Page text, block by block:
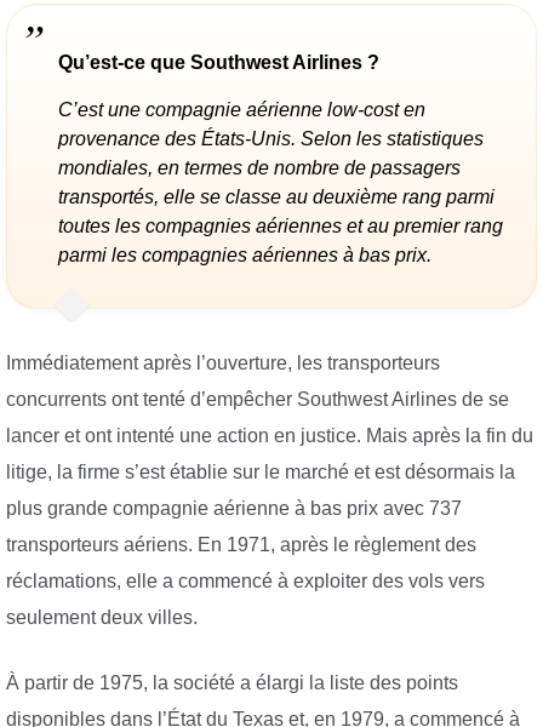
Qu’est-ce que Southwest Airlines ?
C’est une compagnie aérienne low-cost en
provenance des États-Unis. Selon les statistiques
mondiales, en termes de nombre de passagers
transportés, elle se classe au deuxième rang parmi
toutes les compagnies aériennes et au premier rang
parmi les compagnies aériennes à bas prix.
Immédiatement après l’ouverture, les transporteurs
concurrents ont tenté d’empêcher Southwest Airlines de se
lancer et ont intenté une action en justice. Mais après la fin du
litige, la firme s’est établie sur le marché et est désormais la
plus grande compagnie aérienne à bas prix avec 737
transporteurs aériens. En 1971, après le règlement des
réclamations, elle a commencé à exploiter des vols vers
seulement deux villes.
À partir de 1975, la société a élargi la liste des points
disponibles dans l’État du Texas et, en 1979, a commencé à